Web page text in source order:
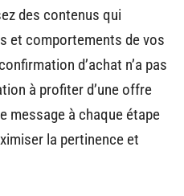
des contenus qui
et comportements de vos
d’achat n’a pas
à profiter d’une offre
message à chaque étape
la pertinence et